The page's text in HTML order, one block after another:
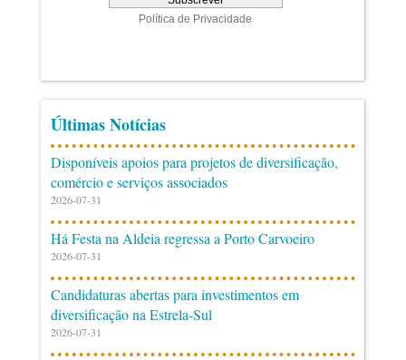
Últimas Notícias
Disponíveis apoios para projetos de diversificação,
comércio e serviços associados
2026-07-31
Há Festa na Aldeia regressa a Porto Carvoeiro
2026-07-31
Candidaturas abertas para investimentos em
diversificação na Estrela-Sul
2026-07-31